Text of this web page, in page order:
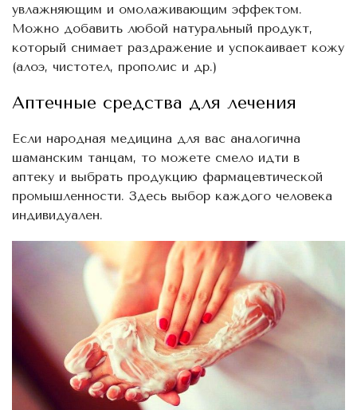
увлажняющим и омолаживающим эффектом.
Можно добавить любой натуральный продукт,
который снимает раздражение и успокаивает кожу
(алоэ, чистотел, прополис и др.)
Аптечные средства для лечения
Если народная медицина для вас аналогична
шаманским танцам, то можете смело идти в
аптеку и выбрать продукцию фармацевтической
промышленности. Здесь выбор каждого человека
индивидуален.